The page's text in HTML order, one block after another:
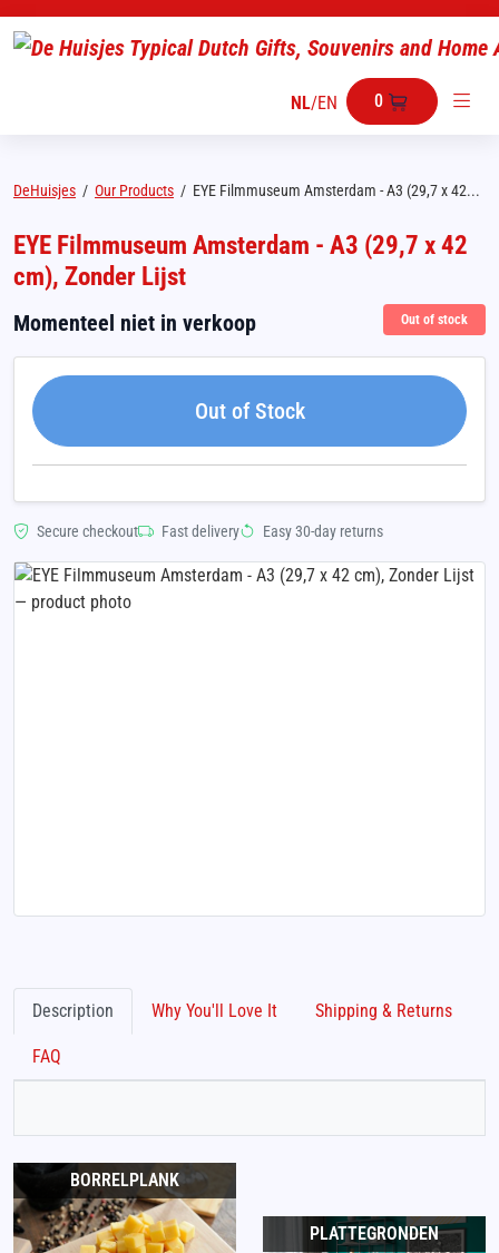
NL/EN 0
DeHuisjes / Our Products / EYE Filmmuseum Amsterdam - A3 (29,7 x 42...
EYE Filmmuseum Amsterdam - A3 (29,7 x 42
cm), Zonder Lijst
Momenteel niet in verkoop Out of stock
Out of Stock
Secure checkout Fast delivery Easy 30-day returns
Description Why You'll Love It Shipping & Returns
FAQ
BORRELPLANK
PLATTEGRONDEN